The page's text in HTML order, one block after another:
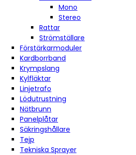
Mono
Stereo
Rattar
Strömställare
Förstärkarmoduler
Kardborrband
Krympslang
Kylfläktar
Linjetrafo
Lödutrustning
Nätbrunn
Panelplåtar
Säkringshållare
Tejp
Tekniska Sprayer